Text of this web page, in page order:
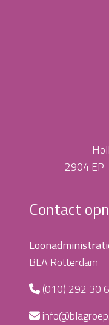
2904 EP
Contact
BLA Rotterdam
(010) 292 30